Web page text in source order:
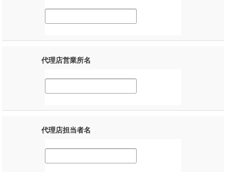
代理店営業所名
代理店担当者名